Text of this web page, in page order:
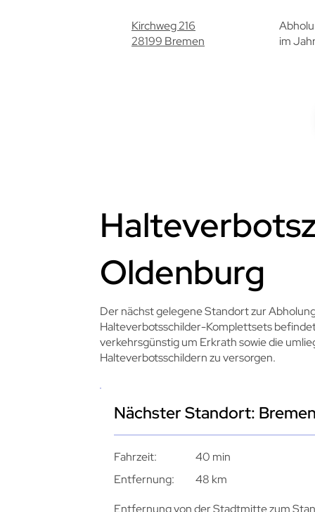
Kirchweg 216
28199 Bremen
im
Oldenburg
Der nächst gelegene Standort zur
Halteverbotsschilder-Komplettsets
verkehrsgünstig um Erkrath sowie die
Halteverbotsschildern zu versorgen.
Nächster Standort:
Fahrzeit:
Entfernung:
40 min
48 km
Entfernung von der Stadtmitte zum